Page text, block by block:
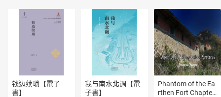
钱边续琐【電子
書】
我与南水北调【電
子書】
Phantom of the Ea
rthen Fort Chapter